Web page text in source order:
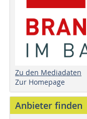
Zu den Mediadaten
Zur Homepage
Anbieter finden